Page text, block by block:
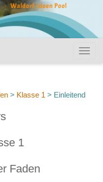
> Klasse 1 > Einleitend
1
Faden